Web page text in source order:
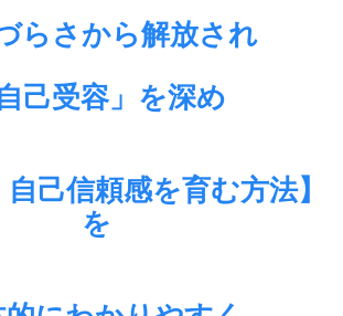
らさから解放され
自己受容」を深め
自己信頼感を育む方法】
を